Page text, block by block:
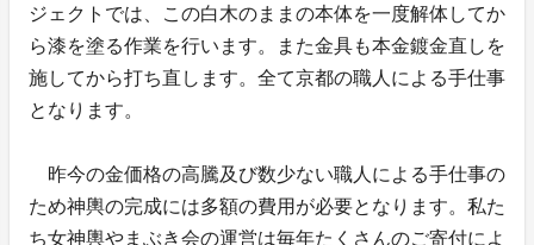
ジェクトでは、この白木のままの本体を一度解体してか
ら漆を塗る作業を行います。また金具も本金鍍金直しを
施してから打ち直します。全て京都の職人による手仕事
となります。
昨今の金価格の高騰及び数少ない職人による手仕事の
ため神輿の完成には多額の費用が必要となります。私た
ち女神輿やまぶき会の運営は毎年たくさんのご寄付によ